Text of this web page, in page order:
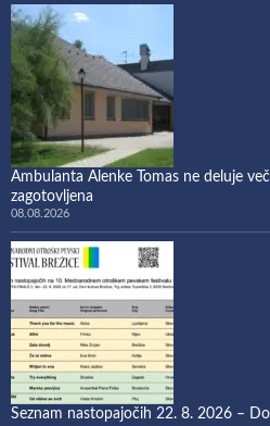
Ambulanta Alenke Tomas ne deluje
zagotovljena
08.08.2026
Seznam nastopajočih 22. 8. 2026 –